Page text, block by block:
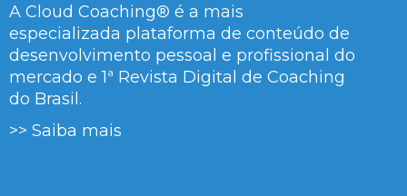
A Cloud Coaching® é a mais
especializada plataforma de conteúdo de
desenvolvimento pessoal e profissional do
mercado e 1ª Revista Digital de Coaching
do Brasil.
>> Saiba mais